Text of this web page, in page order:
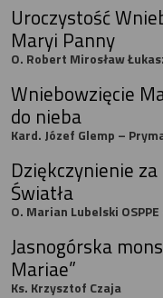
Uroczystość
Maryi Panny
O. Robert Mirosław
Wniebowzięcie
do nieba
Kard. Józef Glemp –
Dziękczynienie
Światła
O. Marian Lubelski
Jasnogórska
Mariae”
Ks. Krzysztof Czaja